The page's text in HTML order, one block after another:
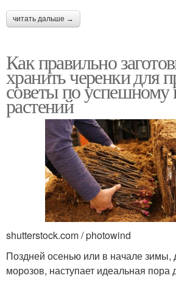
читать дальше →
Как правильно
хранить черенки для
советы по
растений
shutterstock.com / photowind
Поздней осенью или в начале зимы,
морозов, наступает идеальная пора